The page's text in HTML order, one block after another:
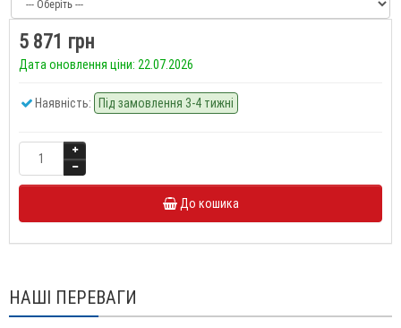
5 871 грн
Дата оновлення ціни: 22.07.2026
Наявність: Під замовлення 3-4 тижні
До кошика
НАШІ ПЕРЕВАГИ